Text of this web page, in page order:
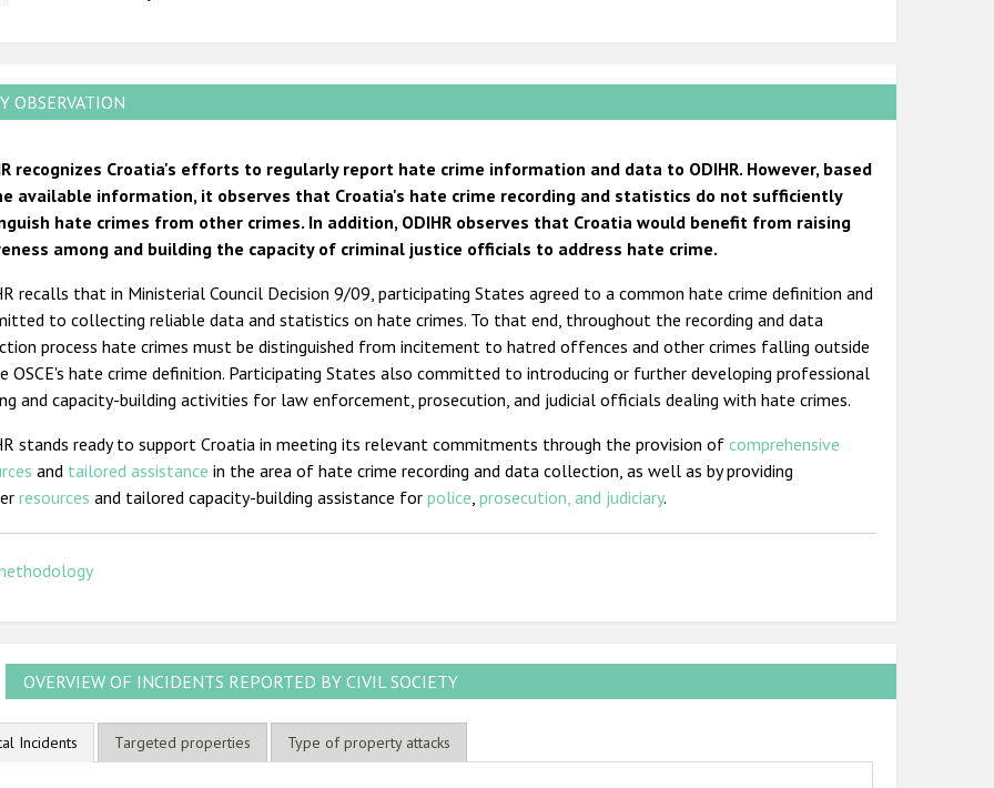
OBSERVATION
recognizes Croatia's efforts to regularly report hate crime information and data to ODIHR. However, based
available information, it observes that Croatia's hate crime recording and statistics do not sufficiently
hate crimes from other crimes. In addition, ODIHR observes that Croatia would benefit from raising
among and building the capacity of criminal justice officials to address hate crime.
recalls that in Ministerial Council Decision 9/09, participating States agreed to a common hate crime definition and
to collecting reliable data and statistics on hate crimes. To that end, throughout the recording and data
process hate crimes must be distinguished from incitement to hatred offences and other crimes falling outside
OSCE's hate crime definition. Participating States also committed to introducing or further developing professional
and capacity-building activities for law enforcement, prosecution, and judicial officials dealing with hate crimes.
stands ready to support Croatia in meeting its relevant commitments through the provision ofcomprehensive
and tailored assistance in the area of hate crime recording and data collection, as well as by providing
resources and tailored capacity-building assistance forpolice,prosecution, and judiciary.
OVERVIEW OF INCIDENTS REPORTED BY CIVIL SOCIETY
Incidents Targeted properties Type of property attacks